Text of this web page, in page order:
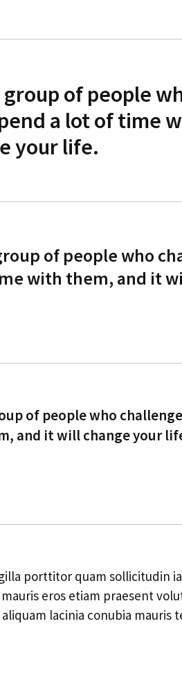
group of people
a lot of time
your life.
of people who
with them, and it
of people who
and it will change your
porttitor quam sollicitudin
eros etiam praesent
aliquam lacinia conubia